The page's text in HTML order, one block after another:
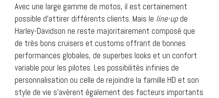
Avec une large gamme de motos, il est certainement
possible d’attirer différents clients. Mais le line-upde
Harley-Davidson ne reste majoritairement composé que
de très bons cruisers et customs offrant de bonnes
performances globales, de superbes looks et un confort
variable pour les pilotes. Les possibilités infinies de
personnalisation ou celle de rejoindre la famille HD et son
style de vie s’avèrent également des facteurs importants